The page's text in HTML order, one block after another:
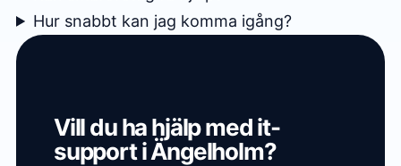
Hur snabbt kan jag komma igång?
Vill du ha hjälp med it-
support i Ängelholm?